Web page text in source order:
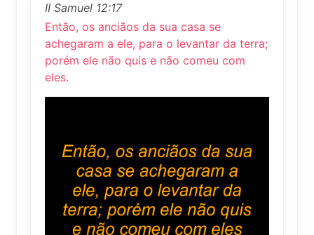
II Samuel 12:17
Então, os anciãos da sua casa se
achegaram a ele, para o levantar da terra;
porém ele não quis e não comeu com
eles.